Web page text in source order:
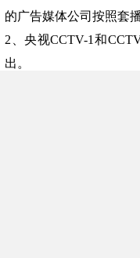
的广告媒体公司按照套
2、央视CCTV-1和
出。